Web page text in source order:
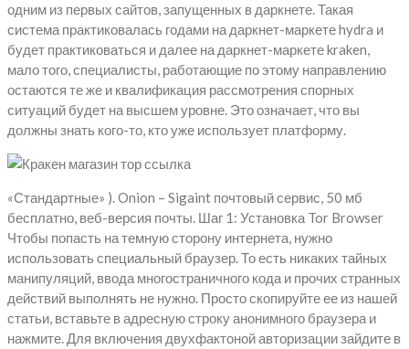
одним из первых сайтов, запущенных в даркнете. Такая
система практиковалась годами на даркнет-маркете hydra и
будет практиковаться и далее на даркнет-маркете kraken,
мало того, специалисты, работающие по этому направлению
остаются те же и квалификация рассмотрения спорных
ситуаций будет на высшем уровне. Это означает, что вы
должны знать кого-то, кто уже использует платформу.
«Стандартные» ). Onion – Sigaint почтовый сервис, 50 мб
бесплатно, веб-версия почты. Шаг 1: Установка Tor Browser
Чтобы попасть на темную сторону интернета, нужно
использовать специальный браузер. То есть никаких тайных
манипуляций, ввода многостраничного кода и прочих странных
действий выполнять не нужно. Просто скопируйте ее из нашей
статьи, вставьте в адресную строку анонимного браузера и
нажмите. Для включения двухфактоной авторизации зайдите в